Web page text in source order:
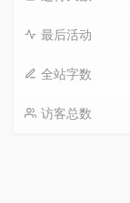
最后活动
全站字数
访客总数